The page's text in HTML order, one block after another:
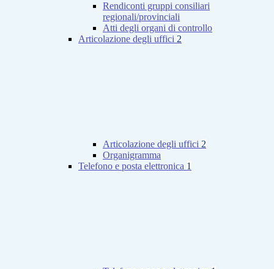
Rendiconti gruppi consiliari
regionali/provinciali
Atti degli organi di controllo
Articolazione degli uffici 2
Articolazione degli uffici 2
Organigramma
Telefono e posta elettronica 1